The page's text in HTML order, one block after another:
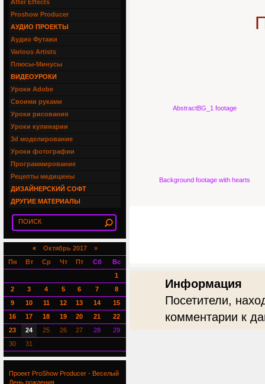
AbstractBG_1 footage
Background footage with hearts
Информация
Посетители,
комментарии к
After Effects
Proshow Producer
АУДИО ПРОЕКТЫ
Аудио Футажи
Various Artists
Плюсы-Минусы
ВИДЕОУРОКИ
Уроки Adobe
Своими руками
Уроки рисования
Уроки кулинарии
3d моделирование
Уроки фотографии
Программирование
Рецепты медицины
ДИЗАЙНЕРСКИЙ СОФТ
ДРУГИЕ МАТЕРИАЛЫ
«Октябрь 2017 »
Пн
Вт Ср Чт Пт Сб
Вс
1
2
3 4 5 6 7
8
9
10 11 12 13 14
15
16
17 18 19 20 21
22
23
24 25 26 27 28
29
30
31
Проект ProShow Producer - Веселый
День рождения